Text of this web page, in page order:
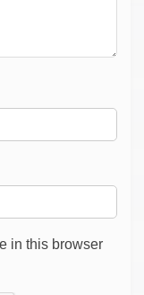
in this browser